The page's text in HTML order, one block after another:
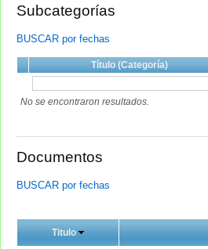
Subcategorías
BUSCAR por fechas
Título (Categoría)
No se encontraron resultados.
Documentos
BUSCAR por fechas
Titulo